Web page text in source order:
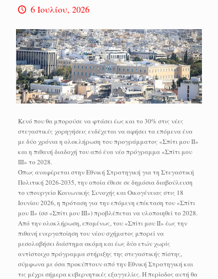
6 Ιουλίου, 2026
Κενό που θα μπορούσε να φτάσει έως και το 30% στις νέες
στεγαστικές χορηγήσεις ενδέχεται να αφήσει τα επόμενα ένα
με δύο χρόνια η ολοκλήρωση του προγράμματος «Σπίτι μου ΙΙ»
και η πιθανή διαδοχή του από ένα νέο πρόγραμμα «Σπίτι μου
ΙΙΙ» το 2028.
Όπως αναφέρεται στην Εθνική Στρατηγική για τη Στεγαστική
Πολιτική 2026-2035, την οποία έθεσε σε δημόσια διαβούλευση
το υπουργείο Κοινωνικής Συνοχής και Οικογένειας στις 18
Ιουνίου 2026, η πρόταση για την επόμενη επέκταση του «Σπίτι
μου ΙΙ» (σσ «Σπίτι μου ΙΙΙ») προβλέπεται να υλοποιηθεί το 2028.
Από την ολοκλήρωση, επομένως, του «Σπίτι μου ΙΙ» έως την
πιθανή ενεργοποίηση του νέου σχήματος μπορεί να
μεσολαβήσει διάστημα ακόμη και έως δύο ετών χωρίς
αντίστοιχο πρόγραμμα στήριξης της στεγαστικής πίστης,
σύμφωνα με όσα προκύπτουν από την Εθνική Στρατηγική και
τις μέχρι σήμερα κυβερνητικές εξαγγελίες. Η περίοδος αυτή θα